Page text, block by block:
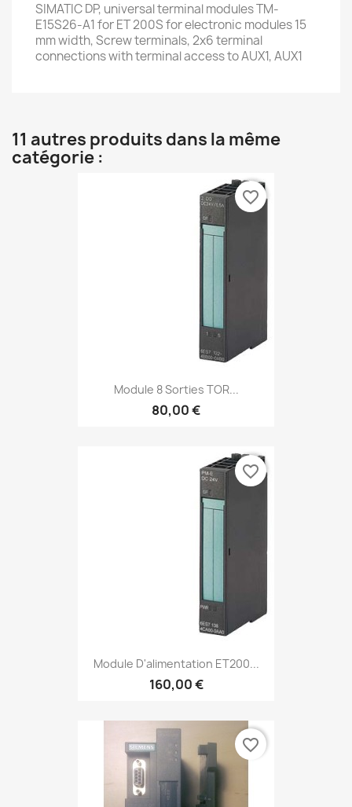
SIMATIC DP, universal terminal modules TM-
E15S26-A1 for ET 200S for electronic modules 15
mm width, Screw terminals, 2x6 terminal
connections with terminal access to AUX1, AUX1
11 autres produits dans la même
catégorie :
Module 8 Sorties TOR...
80,00 €
favorite_border
Module D'alimentation ET200...
160,00 €
favorite_border
favorite_border